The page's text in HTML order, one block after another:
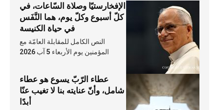
الإفخارستيّا وصلاة السّاعات، في
كلّ أسبوع وكلّ يوم، هما النَّفَس
في حياة الكنيسة
النص الكامل للمقابلة العامّة مع
المؤمنين يوم الأربعاء 5 آب 2026
عطاء الرّبّ يسوع هو عطاء
شامل، وأنّ عنايته بنا لا تغيب عنّا
أبدًا